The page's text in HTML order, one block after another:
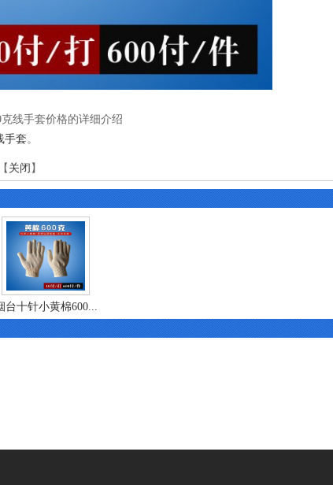
线手套价格的详细介绍
手套。
关闭 】
台十针小黄棉600...